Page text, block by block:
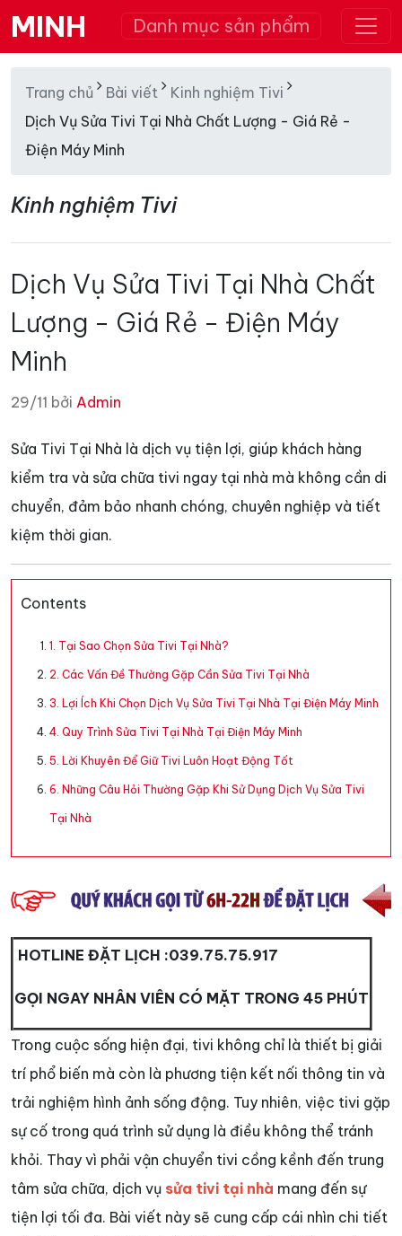
MINH Danh mục sản phẩm
Trang chủ Bài viết
Kinh nghiệm Tivi
Dịch Vụ Sửa Tivi Tại Nhà Chất Lượng - Giá Rẻ -
Điện Máy Minh
Kinh nghiệm Tivi
Dịch Vụ Sửa Tivi Tại Nhà Chất
Lượng - Giá Rẻ - Điện Máy
Minh
29/11 bởi Admin
Sửa Tivi Tại Nhà là dịch vụ tiện lợi, giúp khách hàng
kiểm tra và sửa chữa tivi ngay tại nhà mà không cần di
chuyển, đảm bảo nhanh chóng, chuyên nghiệp và tiết
kiệm thời gian.
Contents
1. Tại Sao Chọn Sửa Tivi Tại Nhà?
2. Các Vấn Đề Thường Gặp Cần Sửa Tivi Tại Nhà
3. Lợi Ích Khi Chọn Dịch Vụ Sửa Tivi Tại Nhà Tại Điện Máy Minh
4. Quy Trình Sửa Tivi Tại Nhà Tại Điện Máy Minh
5. Lời Khuyên Để Giữ Tivi Luôn Hoạt Động Tốt
6. Những Câu Hỏi Thường Gặp Khi Sử Dụng Dịch Vụ Sửa Tivi
Tại Nhà
HOTLINE ĐẶT LỊCH :039.75.75.917
GỌI NGAY NHÂN VIÊN CÓ MẶT TRONG 45 PHÚT
Trong cuộc sống hiện đại, tivi không chỉ là thiết bị giải
trí phổ biến mà còn là phương tiện kết nối thông tin và
trải nghiệm hình ảnh sống động. Tuy nhiên, việc tivi gặp
sự cố trong quá trình sử dụng là điều không thể tránh
khỏi. Thay vì phải vận chuyển tivi cồng kềnh đến trung
tâm sửa chữa, dịch vụ sửa tivi tại nhà mang đến sự
tiện lợi tối đa. Bài viết này sẽ cung cấp cái nhìn chi tiết